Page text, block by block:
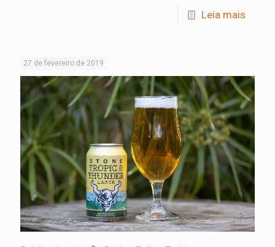
Leia mais
27 de fevereiro de 2019